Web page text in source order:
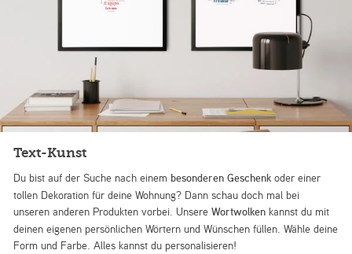
Text-Kunst
Du bist auf der Suche nach einem besonderen Geschenk oder einer
tollen Dekoration für deine Wohnung? Dann schau doch mal bei
unseren anderen Produkten vorbei. UnsereWortwolken kannst du mit
deinen eigenen persönlichen Wörtern und Wünschen füllen. Wähle deine
Form und Farbe. Alles kannst du personalisieren!